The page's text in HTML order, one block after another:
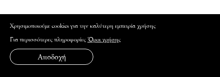
ΕΓΓΡΑΦΕΙΤΕ ΣΤΟ NEWSLETTER ΜΑΣ
Xρησιμοποιούμε cookies για την καλύτερη εμπειρία χρήσης
Για περισσότερες πληροφορίεςΌροι χρήσης
Αποδοχή